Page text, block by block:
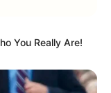
desain
You Really Are!